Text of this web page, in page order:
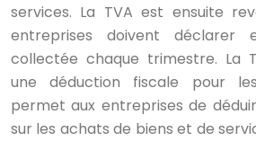
services. La TVA est ensuite
entreprises doivent
collectée chaque trimestre. La
une déduction fiscale pour
permet aux entreprises de
sur les achats de biens et de